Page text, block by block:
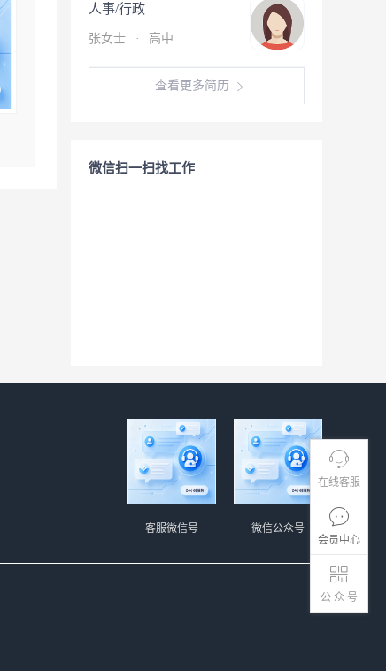
在线客服
会员中心
公 众 号
人事/行政
张女士 · 高中
查看更多简历
微信扫一扫找工作
微信公众号
客服微信号